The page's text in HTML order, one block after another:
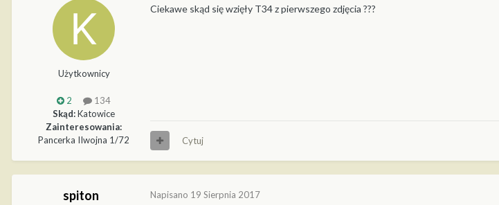
Użytkownicy
2
134
Skąd:Katowice
Zainteresowania:
Pancerka IIwojna 1/72
Ciekawe skąd się wzięły T34 z pierwszego zdjęcia ???
Cytuj
spiton Napisano 19 Sierpnia 2017